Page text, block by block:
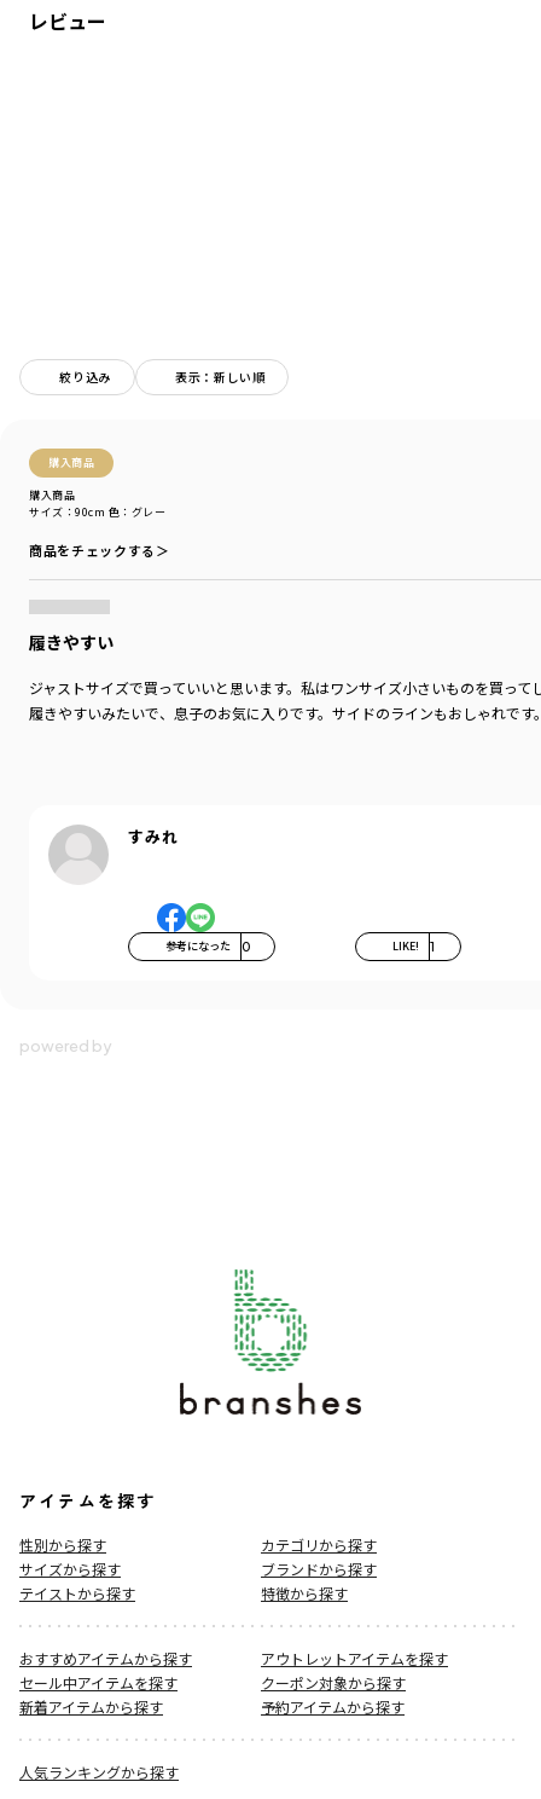
レビュー
絞り込み 表示：新しい順
購入商品
購入商品
サイズ：90cm 色：グレー
商品をチェックする＞
履きやすい
ジャストサイズで買っていいと思います。私はワンサイズ小さいものを買って
履きやすいみたいで、息子のお気に入りです。サイドのラインもおしゃれで
すみれ
参考になった 0 LIKE! 1
股下に小さいマチ付きで
性別タイプ
／BOY
商品番号
／11-3342-366
アイテムを探す
性別から探す
カテゴリから探す
サイズから探す
ブランドから探す
テイストから探す
特徴から探す
おすすめアイテムから探す
アウトレットアイテムを探す
セール中アイテムを探す
クーポン対象から探す
新着アイテムから探す
予約アイテムから探す
人気ランキングから探す